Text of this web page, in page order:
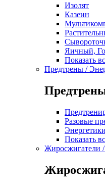
Изолят
Казеин
Яичный,
Показать
Предтрены /
Разовые
Энергетики
Показать
Жиросжигатели